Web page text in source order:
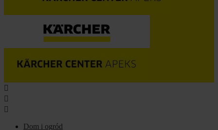



Dom i ogród